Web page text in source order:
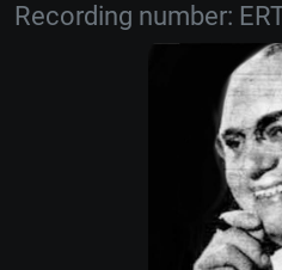
Recording number: